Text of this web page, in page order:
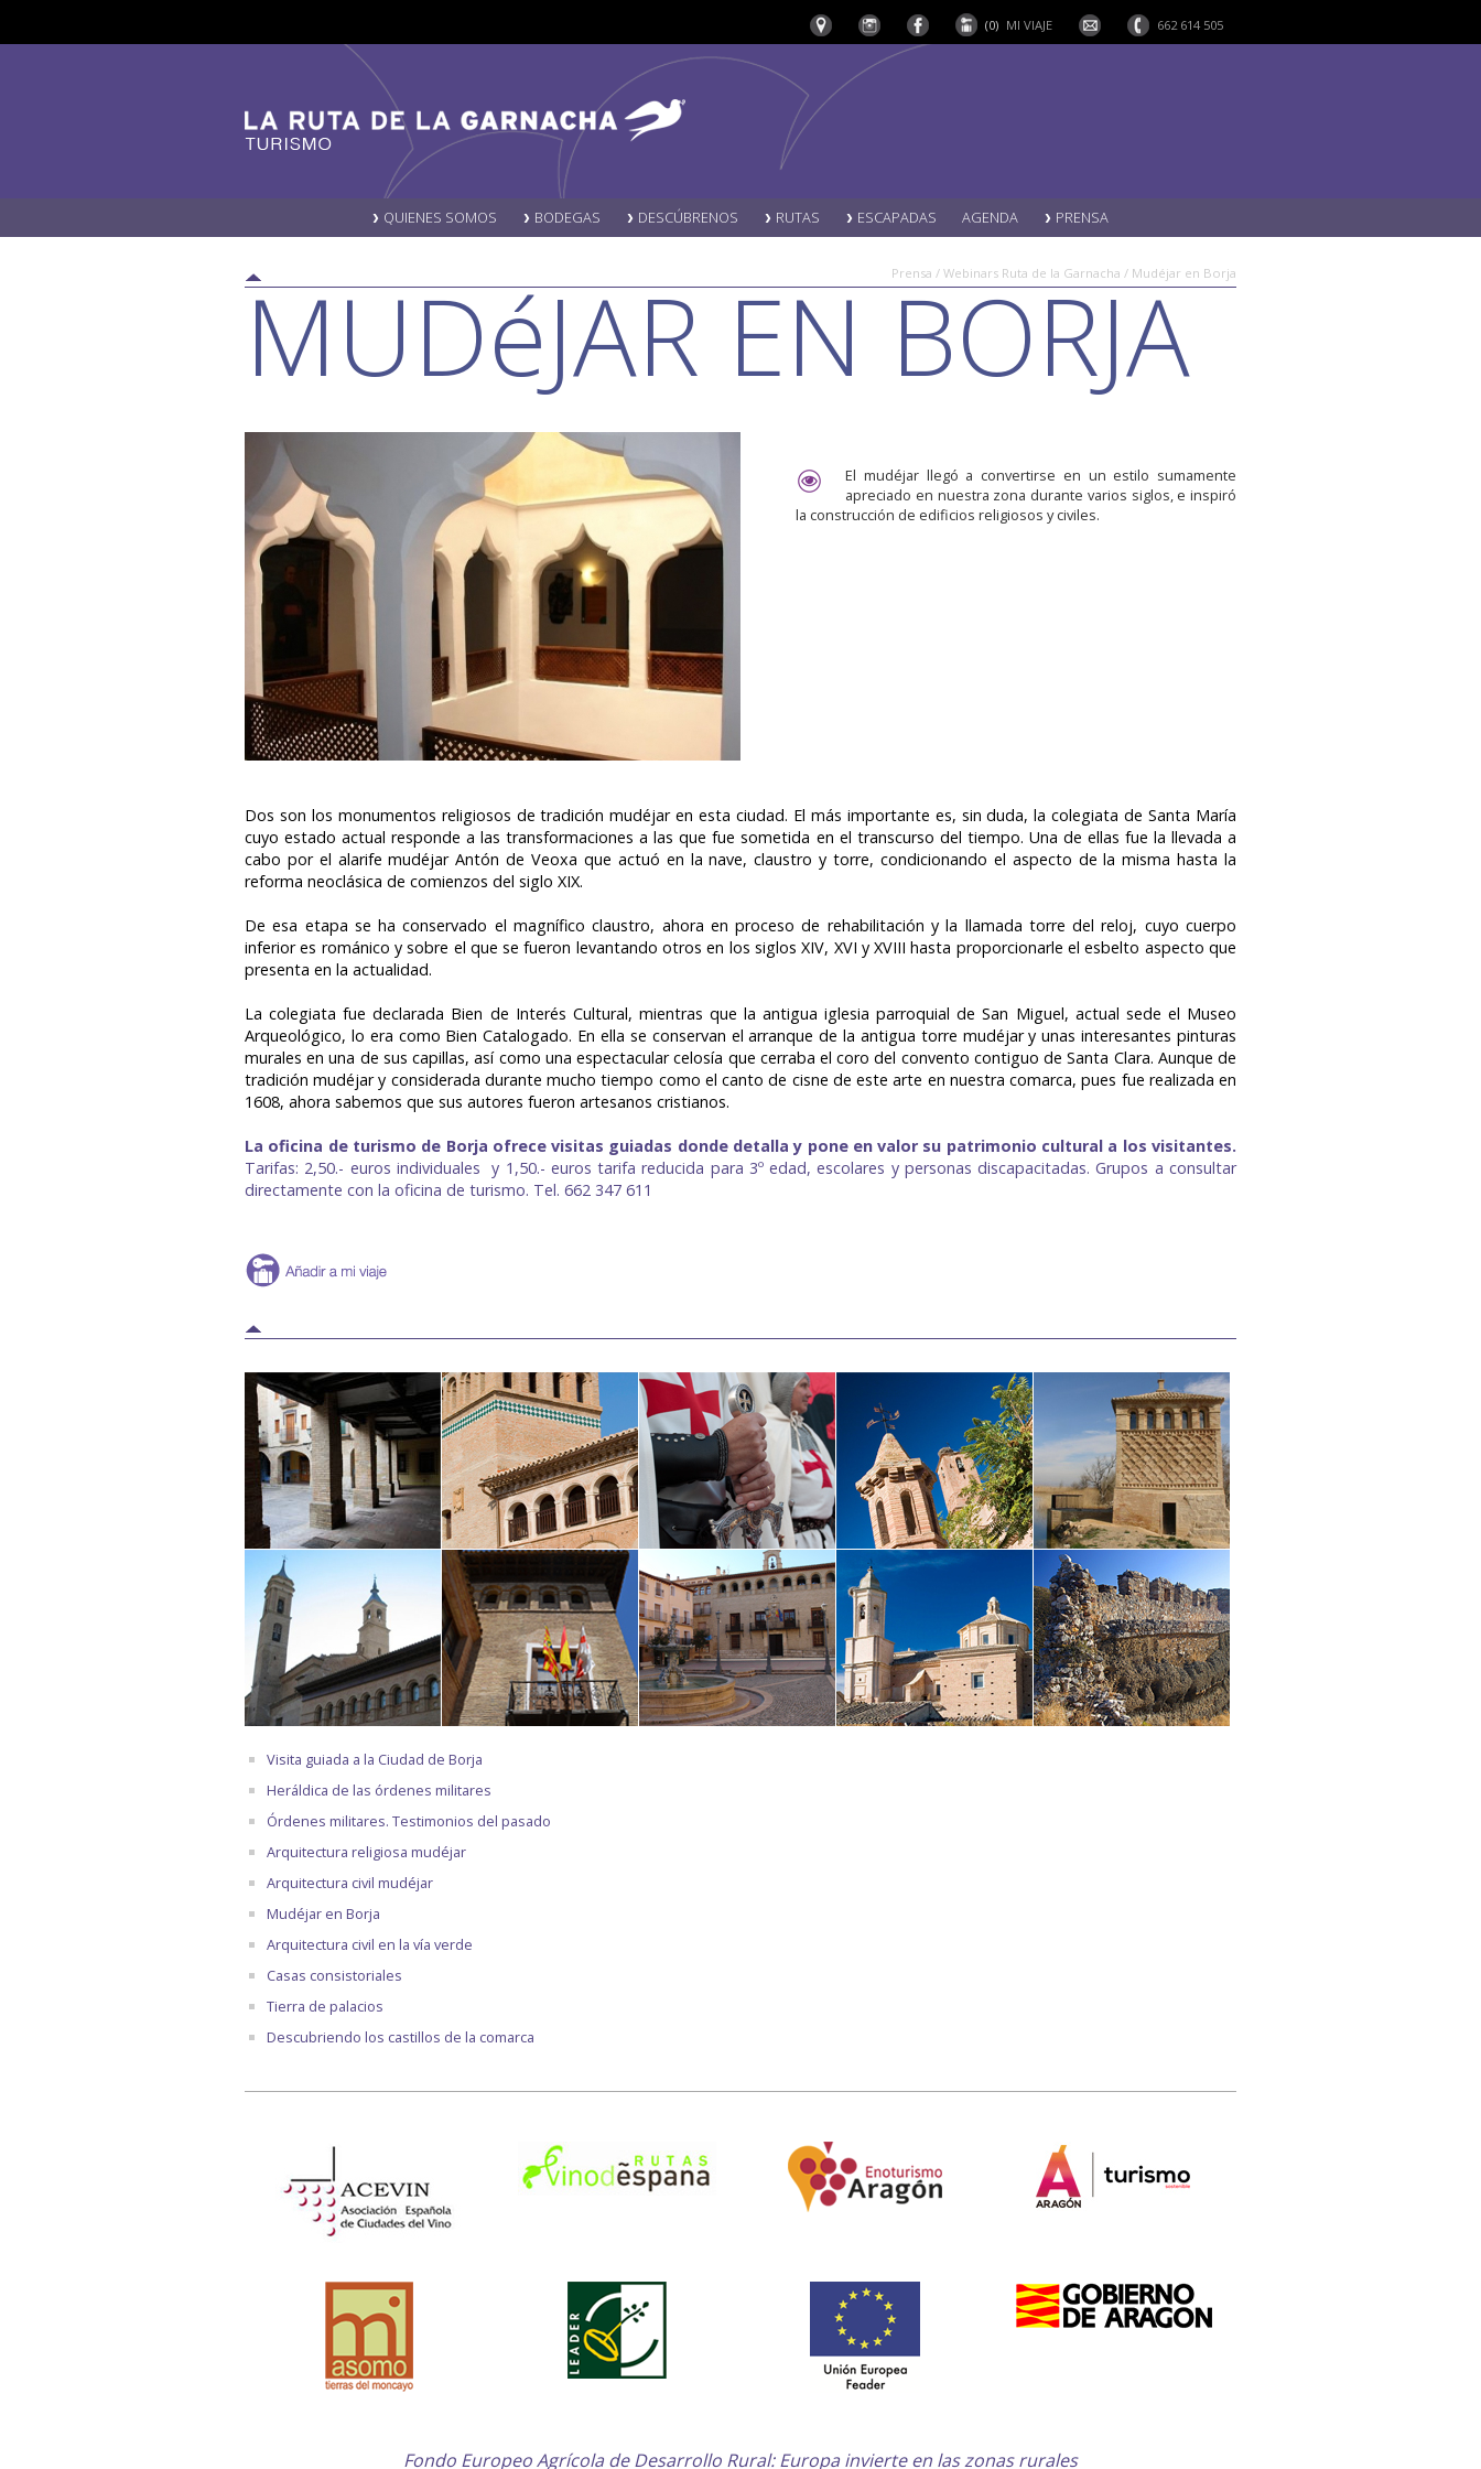
(0) MI VIAJE 662 614 505
QUIENES SOMOS BODEGAS DESCÚBRENOS RUTAS ESCAPADAS AGENDA PRENSA
Prensa / Webinars Ruta de la Garnacha / Mudéjar en Borja
MUDéJAR EN BORJA
El mudéjar llegó a convertirse en un estilo sumamente
apreciado en nuestra zona durante varios siglos, e inspiró
la construcción de edificios religiosos y civiles.
Dos son los monumentos religiosos de tradición mudéjar en esta ciudad. El más importante es, sin duda, la colegiata de Santa María
cuyo estado actual responde a las transformaciones a las que fue sometida en el transcurso del tiempo. Una de ellas fue la llevada a
cabo por el alarife mudéjar Antón de Veoxa que actuó en la nave, claustro y torre, condicionando el aspecto de la misma hasta la
reforma neoclásica de comienzos del siglo XIX.
De esa etapa se ha conservado el magnífico claustro, ahora en proceso de rehabilitación y la llamada torre del reloj, cuyo cuerpo
inferior es románico y sobre el que se fueron levantando otros en los siglos XIV, XVI y XVIII hasta proporcionarle el esbelto aspecto que
presenta en la actualidad.
La colegiata fue declarada Bien de Interés Cultural, mientras que la antigua iglesia parroquial de San Miguel, actual sede el Museo
Arqueológico, lo era como Bien Catalogado. En ella se conservan el arranque de la antigua torre mudéjar y unas interesantes pinturas
murales en una de sus capillas, así como una espectacular celosía que cerraba el coro del convento contiguo de Santa Clara. Aunque de
tradición mudéjar y considerada durante mucho tiempo como el canto de cisne de este arte en nuestra comarca, pues fue realizada en
1608, ahora sabemos que sus autores fueron artesanos cristianos.
La oficina de turismo de Borja ofrece visitas guiadas donde detalla y pone en valor su patrimonio cultural a los visitantes.
Tarifas: 2,50.- euros individuales y 1,50.- euros tarifa reducida para 3º edad, escolares y personas discapacitadas. Grupos a consultar
directamente con la oficina de turismo. Tel. 662 347 611
Visita guiada a la Ciudad de Borja
Heráldica de las órdenes militares
Órdenes militares. Testimonios del pasado
Arquitectura religiosa mudéjar
Arquitectura civil mudéjar
Mudéjar en Borja
Arquitectura civil en la vía verde
Casas consistoriales
Tierra de palacios
Descubriendo los castillos de la comarca
Fondo Europeo Agrícola de Desarrollo Rural: Europa invierte en las zonas rurales